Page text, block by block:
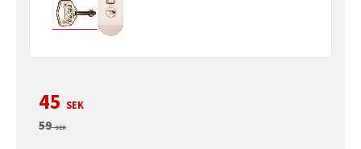
Nedsatt pris:
45 SEK
Ordinarie pris:
59SEK